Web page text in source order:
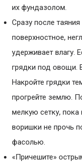
их фундазолом.
Сразу после
поверхностное,
удерживает влагу.
грядки под овощи.
Накройте грядки
прогрейте землю.
мелкую сетку,
воришки не прочь
фасолью.
«Причешите»